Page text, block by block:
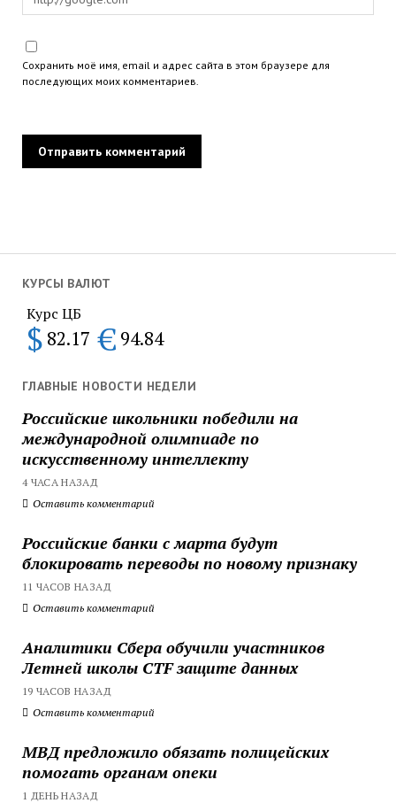
КУРСЫ ВАЛЮТ
Курс ЦБ
$ 82.17 € 94.84
ГЛАВНЫЕ НОВОСТИ НЕДЕЛИ
Российские школьники победили на
международной олимпиаде по
искусственному интеллекту
4 ЧАСА НАЗАД
Оставить комментарий
Российские банки с марта будут
блокировать переводы по новому признаку
11 ЧАСОВ НАЗАД
Оставить комментарий
Аналитики Сбера обучили участников
Летней школы CTF защите данных
19 ЧАСОВ НАЗАД
Оставить комментарий
МВД предложило обязать полицейских
помогать органам опеки
1 ДЕНЬ НАЗАД
Сохранить моё имя, email и адрес сайта в этом браузере для
последующих моих комментариев.